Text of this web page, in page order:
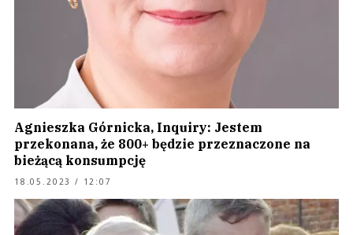
Agnieszka Górnicka, Inquiry: Jestem
przekonana, że 800+ będzie przeznaczone na
bieżącą konsumpcję
18.05.2023 / 12:07